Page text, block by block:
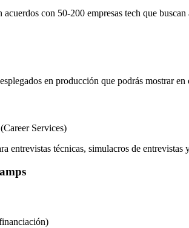
con 50-200 empresas tech que
en producción que podrás mostrar
Services)
entrevistas técnicas, simulacros de